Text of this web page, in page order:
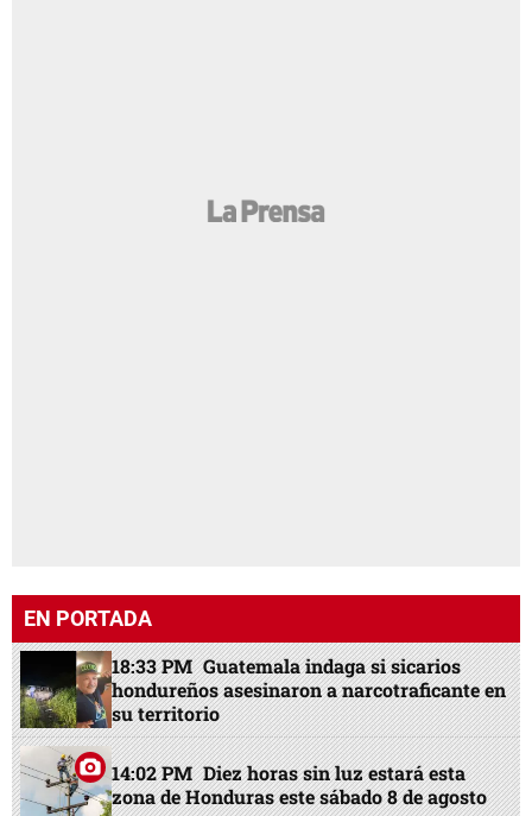
EN PORTADA
18:33 PM Guatemala indaga si sicarios
hondureños asesinaron a narcotraficante en
su territorio
14:02 PM Diez horas sin luz estará esta
zona de Honduras este sábado 8 de agosto